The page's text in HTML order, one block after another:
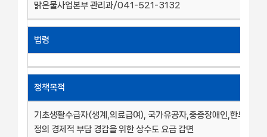
맑은물사업본부 관리과/041-521-3132
법령
정책목적
기초생활수급자(생계,의료급여), 국가유공자,중증장애인,한부모,다
정의 경제적 부담 경감을 위한 상수도 요금 감면